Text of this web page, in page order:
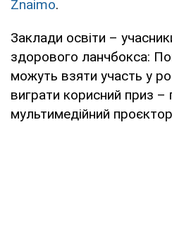
Znaimo.
Заклади освіти –
здорового ланчбокса:
можуть взяти участь у
виграти корисний приз –
мультимедійний